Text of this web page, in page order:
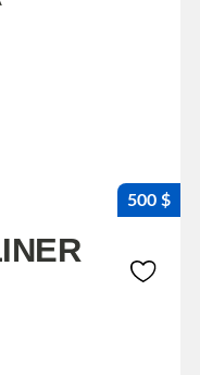
500 $